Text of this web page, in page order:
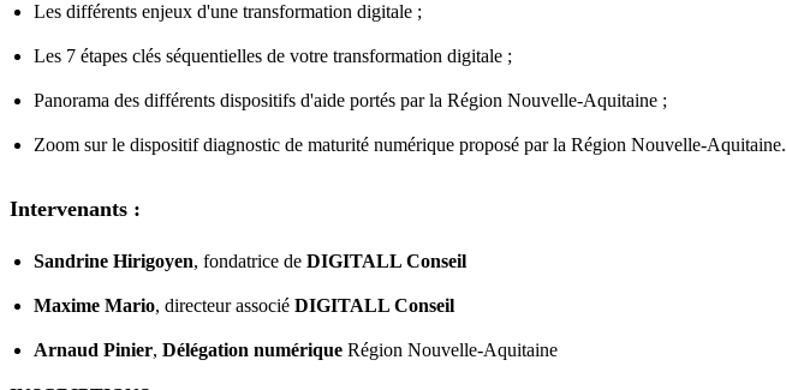
Les différents enjeux d'une transformation digitale ;
Les 7 étapes clés séquentielles de votre transformation digitale ;
Panorama des différents dispositifs d'aide portés par la Région Nouvelle-Aquitaine ;
Zoom sur le dispositif diagnostic de maturité numérique proposé par la Région Nouvelle-Aquitaine.
Intervenants :
Sandrine Hirigoyen, fondatrice de DIGITALL Conseil
Maxime Mario, directeur associé DIGITALL Conseil
Arnaud Pinier, Délégation numérique Région Nouvelle-Aquitaine